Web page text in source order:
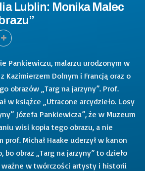
Lublin: Monika Malec
Pankiewiczu, malarzu urodzonym w
Kazimierzem Dolnym i Francją oraz o
obrazów „Targ na jarzyny”. Prof.
w książce „Utracone arcydzieło. Losy
Józefa Pankiewicza”, że w Muzeum
wisi kopia tego obrazu, a nie
prof. Michał Haake uderzył w kanon
obraz „Targ na jarzyny” to dzieło
ważne w twórczości artysty i historii